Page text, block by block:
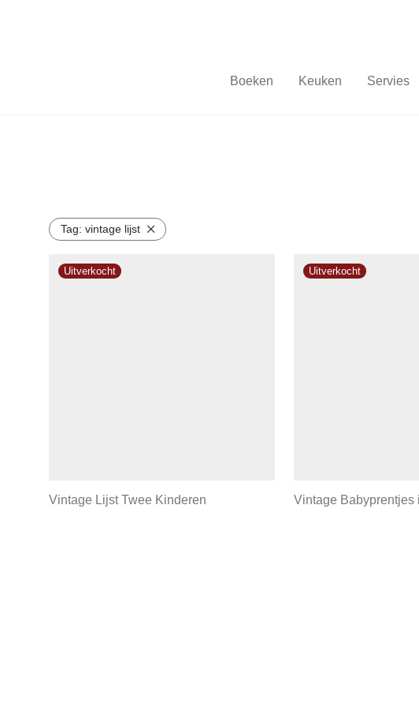
Boeken Keuken Servies
Tag: vintage lijst
Vintage Lijst Twee Kinderen Vintage Babyprentjes